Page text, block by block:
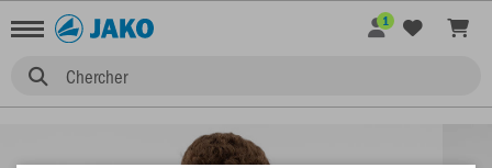
Chercher
1